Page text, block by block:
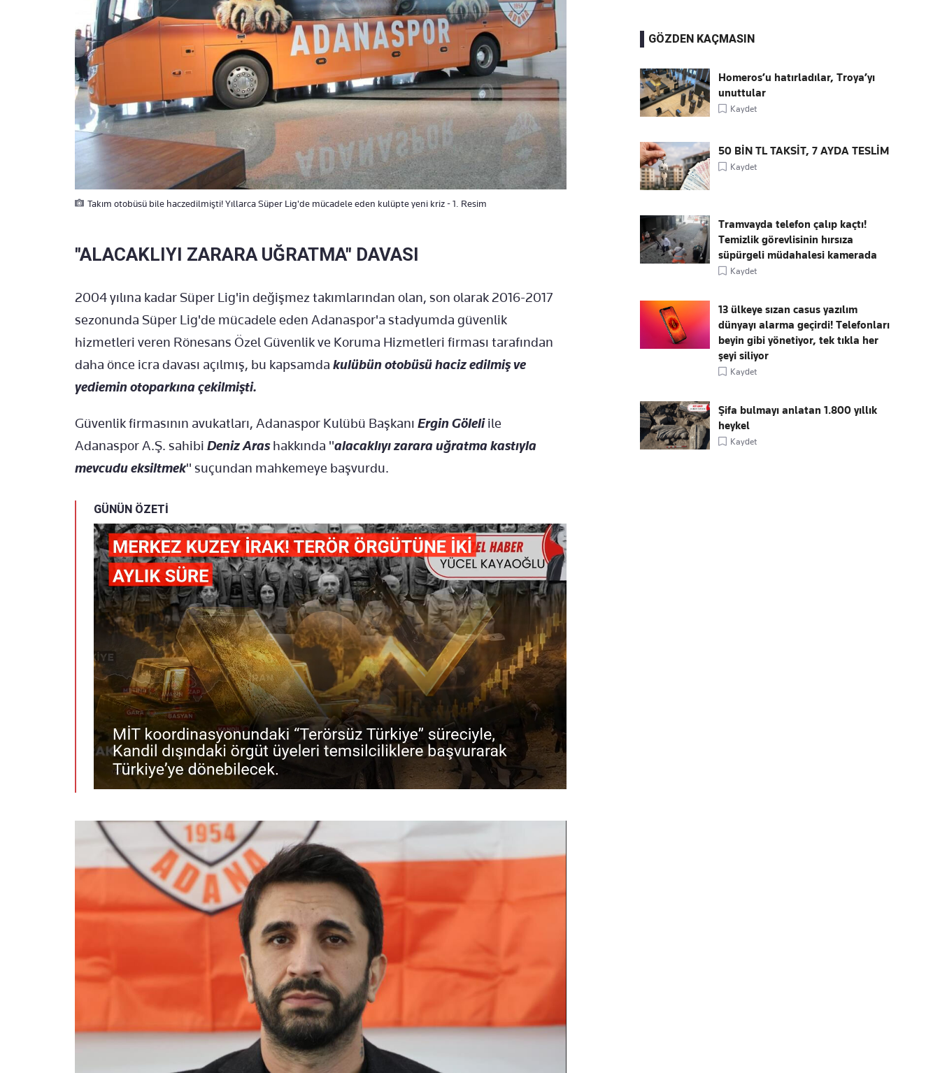
Takım otobüsü bile haczedilmişti! Yıllarca Süper Lig'de mücadele eden kulüpte yeni kriz - 1. Resim
"ALACAKLIYI ZARARA UĞRATMA" DAVASI
2004 yılına kadar Süper Lig'in değişmez takımlarından olan, son olarak 2016-2017
sezonunda Süper Lig'de mücadele eden Adanaspor'a stadyumda güvenlik
hizmetleri veren Rönesans Özel Güvenlik ve Koruma Hizmetleri firması tarafından
daha önce icra davası açılmış, bu kapsamda kulübün otobüsü haciz edilmiş ve
yediemin otoparkına çekilmişti.
Güvenlik firmasının avukatları, Adanaspor Kulübü Başkanı Ergin Göleliile
Adanaspor A.Ş. sahibi Deniz Arashakkında "alacaklıyı zarara uğratma kastıyla
mevcudu eksiltmek" suçundan mahkemeye başvurdu.
GÜNÜN ÖZETİ
GÖZDEN KAÇMASIN
Homeros’u hatırladılar, Troya’yı
unuttular
Kaydet
50 BİN TL TAKSİT, 7 AYDA TESLİM
Kaydet
Tramvayda telefon çalıp kaçtı!
Temizlik görevlisinin hırsıza
süpürgeli müdahalesi kamerada
Kaydet
13 ülkeye sızan casus yazılım
dünyayı alarma geçirdi! Telefonları
beyin gibi yönetiyor, tek tıkla her
şeyi siliyor
Kaydet
Şifa bulmayı anlatan 1.800 yıllık
heykel
Kaydet